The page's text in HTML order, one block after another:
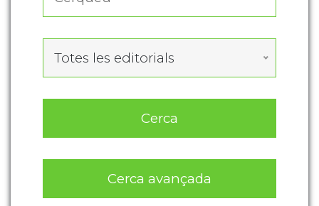
Totes les editorials
Cerca
Cerca avançada